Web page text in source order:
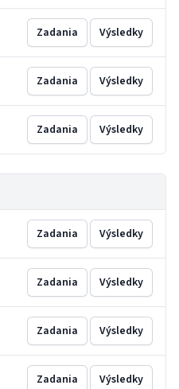
Zadania Výsledky
Zadania Výsledky
Zadania Výsledky
Zadania Výsledky
Zadania Výsledky
Zadania Výsledky
Zadania Výsledky